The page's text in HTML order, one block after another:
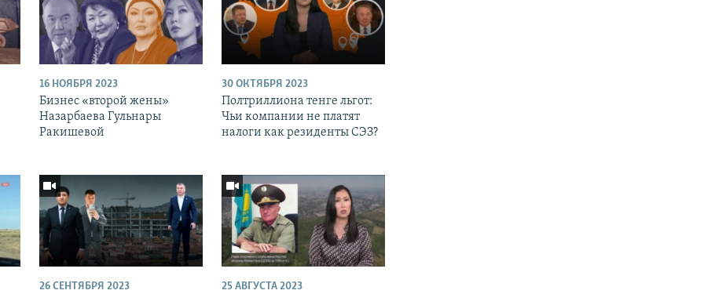
16 НОЯБРЯ 2023
Бизнес «второй жены»
Назарбаева Гульнары
Ракишевой
30 ОКТЯБРЯ 2023
Полтриллиона тенге льгот:
Чьи компании не платят
налоги как резиденты СЭЗ?
26 СЕНТЯБРЯ 2023 25 АВГУСТА 2023